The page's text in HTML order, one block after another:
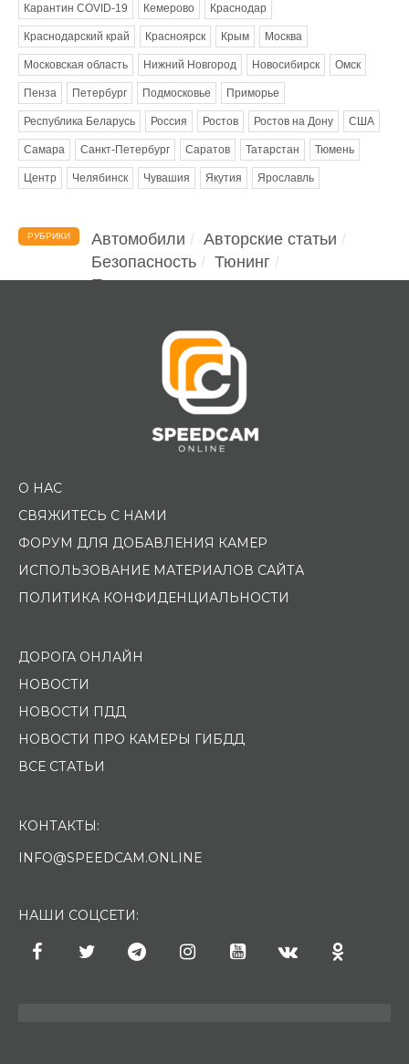
Карантин COVID-19 Кемерово Краснодар
Краснодарский край Красноярск Крым Москва
Московская область Нижний Новгород Новосибирск Омск
Пенза Петербург Подмосковье Приморье
Республика Беларусь Россия Ростов Ростов на Дону США
Самара Санкт-Петербург Саратов Татарстан Тюмень
Центр Челябинск Чувашия Якутия Ярославль
РУБРИКИ Автомобили
Авторские статьи
Безопасность
Тюнинг
Помощь водителю
О НАС
СВЯЖИТЕСЬ С НАМИ
ФОРУМ ДЛЯ ДОБАВЛЕНИЯ КАМЕР
ИСПОЛЬЗОВАНИЕ МАТЕРИАЛОВ САЙТА
ПОЛИТИКА КОНФИДЕНЦИАЛЬНОСТИ
ДОРОГА ОНЛАЙН
НОВОСТИ
НОВОСТИ ПДД
НОВОСТИ ПРО КАМЕРЫ ГИБДД
ВСЕ СТАТЬИ
КОНТАКТЫ:
INFO@SPEEDCAM.ONLINE
НАШИ СОЦСЕТИ: